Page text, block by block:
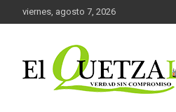
al
viernes, agosto 7, 2026